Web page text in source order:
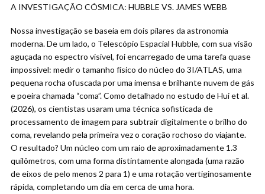
A INVESTIGAÇÃO CÓSMICA: HUBBLE VS. JAMES WEBB
Nossa investigação se baseia em dois pilares da astronomia
moderna. De um lado, o Telescópio Espacial Hubble, com sua visão
aguçada no espectro visível, foi encarregado de uma tarefa quase
impossível: medir o tamanho físico do núcleo do 3I/ATLAS, uma
pequena rocha ofuscada por uma imensa e brilhante nuvem de gás
e poeira chamada “coma”. Como detalhado no estudo de Hui et al.
(2026), os cientistas usaram uma técnica sofisticada de
processamento de imagem para subtrair digitalmente o brilho do
coma, revelando pela primeira vez o coração rochoso do viajante.
O resultado? Um núcleo com um raio de aproximadamente 1.3
quilômetros, com uma forma distintamente alongada (uma razão
de eixos de pelo menos 2 para 1) e uma rotação vertiginosamente
rápida, completando um dia em cerca de uma hora.